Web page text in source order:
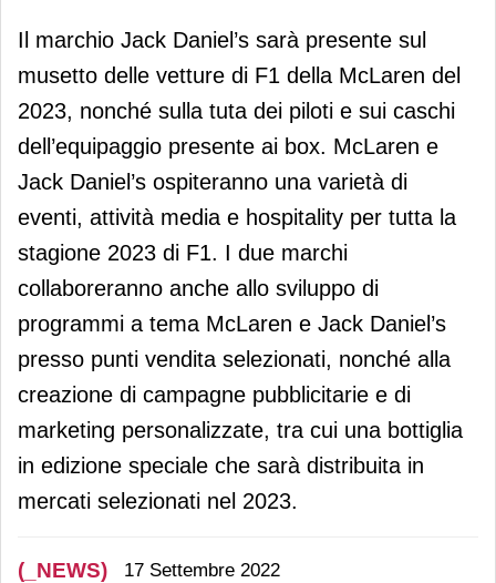
Il marchio Jack Daniel’s sarà presente sul
musetto delle vetture di F1 della McLaren del
2023, nonché sulla tuta dei piloti e sui caschi
dell’equipaggio presente ai box. McLaren e
Jack Daniel’s ospiteranno una varietà di
eventi, attività media e hospitality per tutta la
stagione 2023 di F1. I due marchi
collaboreranno anche allo sviluppo di
programmi a tema McLaren e Jack Daniel’s
presso punti vendita selezionati, nonché alla
creazione di campagne pubblicitarie e di
marketing personalizzate, tra cui una bottiglia
in edizione speciale che sarà distribuita in
mercati selezionati nel 2023.
(_NEWS) 17 Settembre 2022